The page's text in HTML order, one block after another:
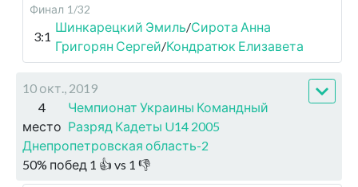
Финал 1/32
3:1
Шинкарецкий Эмиль/Сирота Анна
Григорян Сергей/Кондратюк Елизавета
10 окт., 2019
4
место
Чемпионат Украины Командный
Разряд Кадеты U14 2005
Днепропетровская область-2
50% побед 1 👍 vs 1 👎